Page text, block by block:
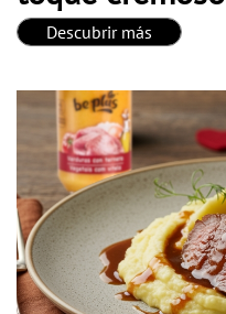
Descubrir más